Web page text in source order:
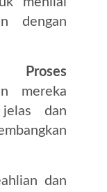
dengan
Proses
mereka
dan
dan